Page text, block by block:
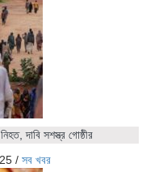
দাবি সশস্ত্র গোষ্ঠীর
/ সব খবর